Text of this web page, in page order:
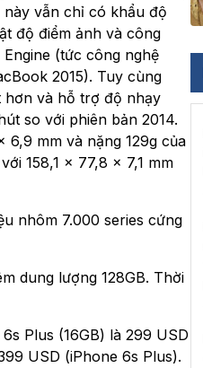
này vẫn chỉ có khẩu độ
độ điểm ảnh và công
(tức công nghệ
2015). Tuy cùng
hơn và hỗ trợ độ nhạy
so với phiên bản 2014.
6,9 mm và nặng 129g của
158,1 x 77,8 x 7,1 mm
nhôm 7.000 series cứng
dung lượng 128GB. Thời
Plus (16GB) là 299 USD
USD (iPhone 6s Plus).